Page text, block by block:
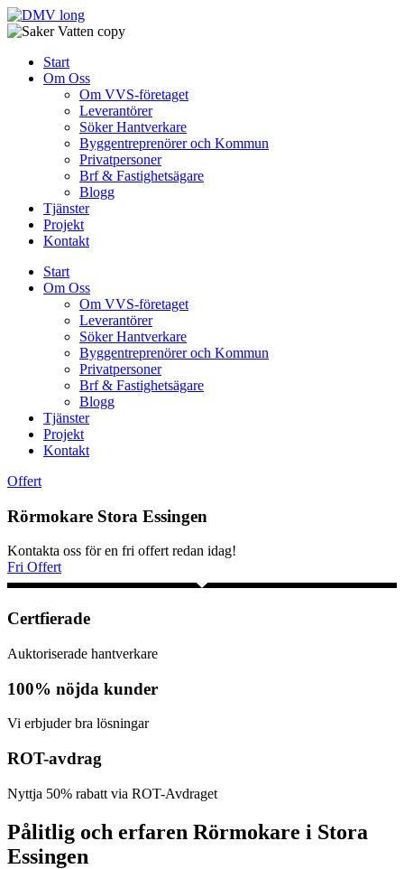
Skip
to
Start
Om Oss
Om VVS-företaget
Leverantörer
Söker Hantverkare
Byggentreprenörer och Kommun
Privatpersoner
Brf & Fastighetsägare
Blogg
Tjänster
Projekt
Kontakt
Start
Om Oss
Om VVS-företaget
Leverantörer
Söker Hantverkare
Byggentreprenörer och Kommun
Privatpersoner
Brf & Fastighetsägare
Blogg
Tjänster
Projekt
Kontakt
Offert
Rörmokare Stora Essingen
Kontakta oss för en fri offert redan idag!
Fri Offert
Certfierade
Auktoriserade hantverkare
100% nöjda kunder
Vi erbjuder bra lösningar
ROT-avdrag
Nyttja 50% rabatt via ROT-Avdraget
Pålitlig och erfaren Rörmokare i Stora
Essingen